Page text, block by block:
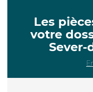
Les
votre
Sever-